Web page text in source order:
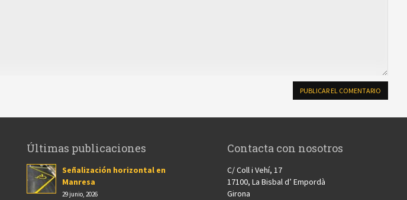
Últimas publicaciones
Señalización horizontal en
Manresa
29 junio, 2026
Contacta con nosotros
C/ Coll i Vehí, 17
17100, La Bisbal d’ Empordà
Girona